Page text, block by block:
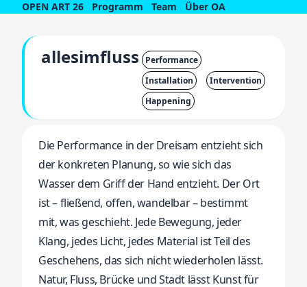
OPEN ART 26 Programm Team Über OA
allesimfluss
Performance
Installation
Intervention
Happening
Die Performance in der Dreisam entzieht sich
der konkreten Planung, so wie sich das
Wasser dem Griff der Hand entzieht. Der Ort
ist – fließend, offen, wandelbar – bestimmt
mit, was geschieht. Jede Bewegung, jeder
Klang, jedes Licht, jedes Material ist Teil des
Geschehens, das sich nicht wiederholen lässt.
Natur, Fluss, Brücke und Stadt lässt Kunst für